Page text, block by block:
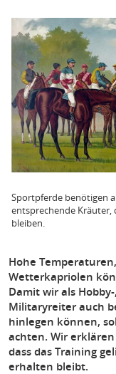
Sportpferde benötigen
entsprechende Kräuter,
bleiben.
Hohe
Wetterkapriolen
Damit wir als
Militaryreiter auch
hinlegen können,
achten. Wir
dass das Training
erhalten bleibt.